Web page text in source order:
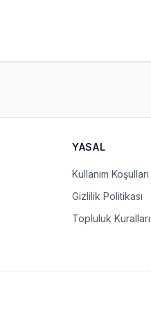
YASAL
Kullanım Koşulları
Gizlilik Politikası
Topluluk Kuralları